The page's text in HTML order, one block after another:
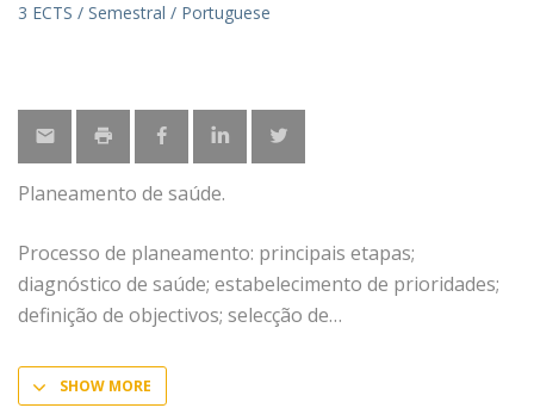
3 ECTS / Semestral / Portuguese
Planeamento de saúde.
Processo de planeamento: principais etapas;
diagnóstico de saúde; estabelecimento de prioridades;
definição de objectivos; selecção de
SHOW MORE